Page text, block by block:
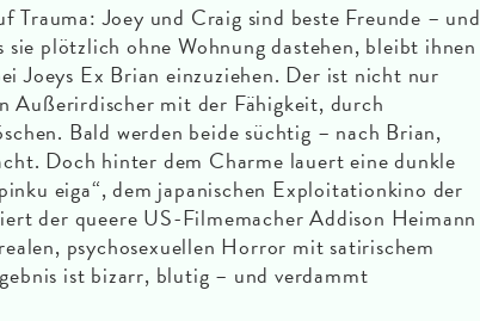
Joey und Craig sind beste Freunde – und
sie plötzlich ohne Wohnung dastehen, bleibt ihnen
Joeys Ex Brian einzuziehen. Der ist nicht nur
Außerirdischer mit der Fähigkeit, durch
Bald werden beide süchtig – nach Brian,
Doch hinter dem Charme lauert eine dunkle
eiga“, dem japanischen Exploitationkino der
der queere US-Filmemacher Addison Heimann
psychosexuellen Horror mit satirischem
ist bizarr, blutig – und verdammt